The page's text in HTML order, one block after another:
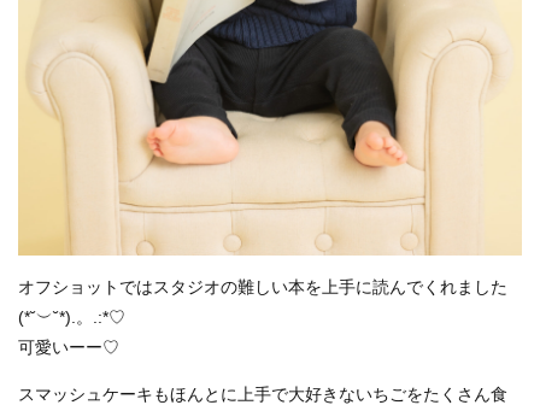
オフショットではスタジオの難しい本を上手に読んでくれました
(*˘︶˘*).。.:*♡
可愛いーー♡
スマッシュケーキもほんとに上手で大好きないちごをたくさん食